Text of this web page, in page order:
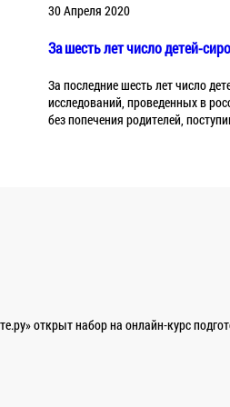
30 Апреля 2020
За шесть лет число детей-
За последние шесть лет число
исследований, проведенных в
без попечения родителей,
открыт набор на онлайн-курс